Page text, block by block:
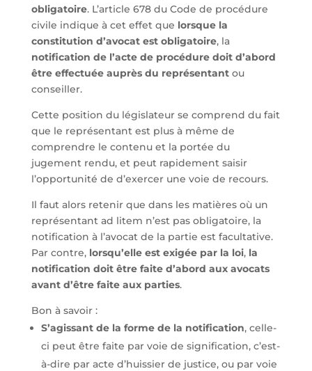
obligatoire. L’article 678 du Code de procédure
civile indique à cet effet que lorsque la
constitution d’avocat est obligatoire, la
notification de l’acte de procédure doit d’abord
être effectuée auprès du représentantou
conseiller.
Cette position du législateur se comprend du fait
que le représentant est plus à même de
comprendre le contenu et la portée du
jugement rendu, et peut rapidement saisir
l’opportunité de d’exercer une voie de recours.
Il faut alors retenir que dans les matières où un
représentant ad litem n’est pas obligatoire, la
notification à l’avocat de la partie est facultative.
Par contre, lorsqu’elle est exigée par la loi, la
notification doit être faite d’abord aux avocats
avant d’être faite aux parties.
Bon à savoir :
S’agissant de la forme de la notification, celle-
ci peut être faite par voie de signification, c’est-
à-dire par acte d’huissier de justice, ou par voie